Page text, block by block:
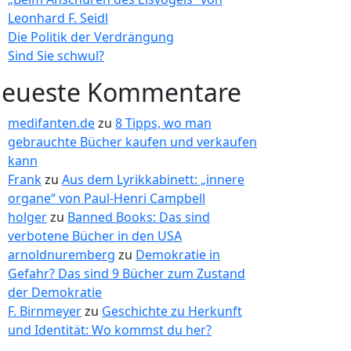
Leonhard F. Seidl
Die Politik der Verdrängung
Sind Sie schwul?
Kommentare
medifanten.dezu 8 Tipps, wo man
gebrauchte Bücher kaufen und verkaufen
kann
Frankzu Aus dem Lyrikkabinett: „innere
organe“ von Paul-Henri Campbell
holgerzu Banned Books: Das sind
verbotene Bücher in den USA
arnoldnuremberg zu Demokratie in
Gefahr? Das sind 9 Bücher zum Zustand
der Demokratie
F. Birnmeyerzu Geschichte zu Herkunft
und Identität: Wo kommst du her?